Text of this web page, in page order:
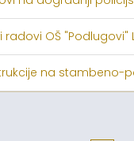
OŠ "Podlugovi"
na stambeno-